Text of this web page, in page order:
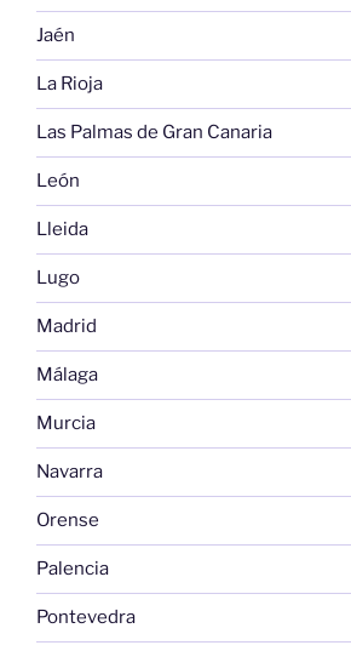
Jaén
La Rioja
Las Palmas de Gran Canaria
León
Lleida
Lugo
Madrid
Málaga
Murcia
Navarra
Orense
Palencia
Pontevedra